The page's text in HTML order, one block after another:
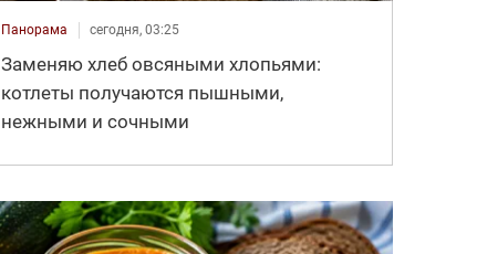
Панорама сегодня, 03:25
Заменяю хлеб овсяными хлопьями:
котлеты получаются пышными,
нежными и сочными